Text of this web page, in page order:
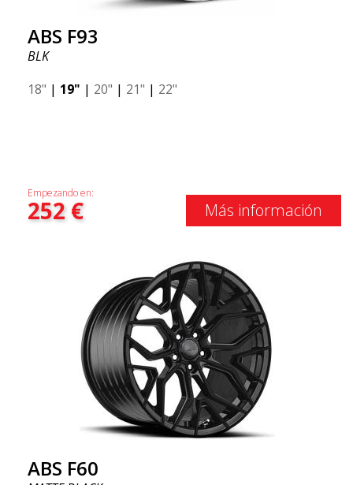
ABS F93
BLK
18" | 19" | 20" | 21" | 22"
Empezando en:
252€ Más información
ABS F60